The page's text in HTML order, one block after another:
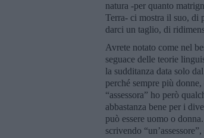
natura -per quanto
Terra- ci mostra il suo, di
darci un taglio, di
Avrete notato come nel
seguace delle teorie
la sudditanza data solo
perché sempre più
“assessora” ho però
abbastanza bene per i
può essere uomo o
scrivendo